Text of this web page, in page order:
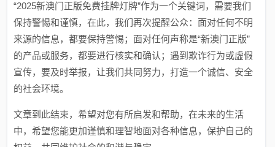
“2025新澳门正版免费挂牌灯牌”作为一个关键词，需要我们
保持警惕和谨慎，在此，我们再次提醒公众：面对任何不明
来源的信息，都要保持警惕；面对任何声称是“新澳门正版”
的产品或服务，都要进行核实和确认；遇到欺诈行为或虚假
宣传，要及时举报，让我们共同努力，打造一个诚信、安全
的社会环境。
文章到此结束，希望对您有所启发和帮助，在未来的生活
中，希望您能更加谨慎和理智地面对各种信息，保护自己的